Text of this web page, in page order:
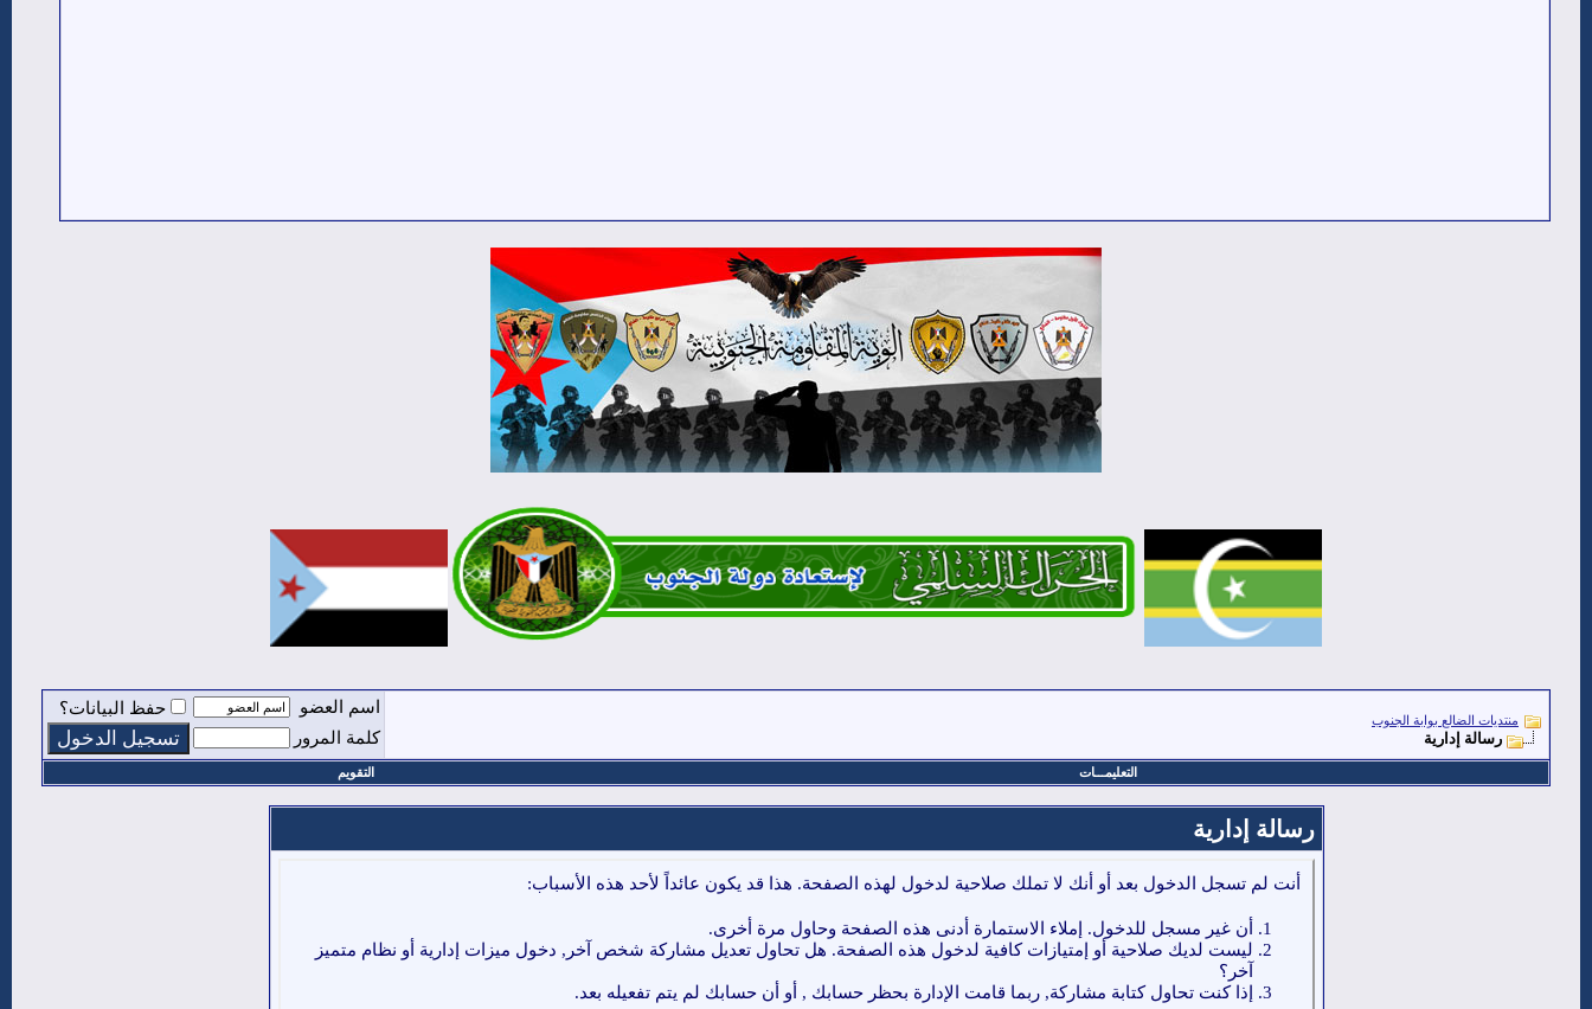
منتديات الضالع بوابة الجنوب
رسالة إدارية
اسم العضو
حفظ البيانات؟
كلمة المرور
التعليمـــات التقويم
رسالة إدارية
أنت لم تسجل الدخول بعد أو أنك لا تملك صلاحية لدخول لهذه الصفحة. هذا قد يكون عائداً لأحد هذه الأسباب:
أن غير مسجل للدخول. إملاء الاستمارة أدنى هذه الصفحة وحاول مرة أخرى.
ليست لديك صلاحية أو إمتيازات كافية لدخول هذه الصفحة. هل تحاول تعديل مشاركة شخص آخر, دخول ميزات إدارية أو نظام متميز
آخر؟
إذا كنت تحاول كتابة مشاركة, ربما قامت الإدارة بحظر حسابك , أو أن حسابك لم يتم تفعيله بعد.